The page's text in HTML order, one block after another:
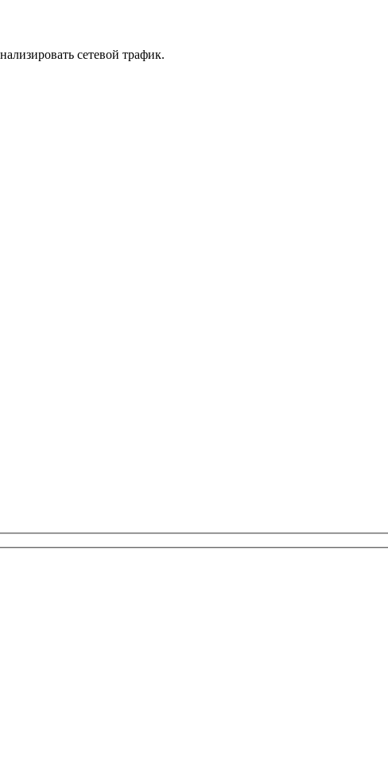
сетевой трафик.